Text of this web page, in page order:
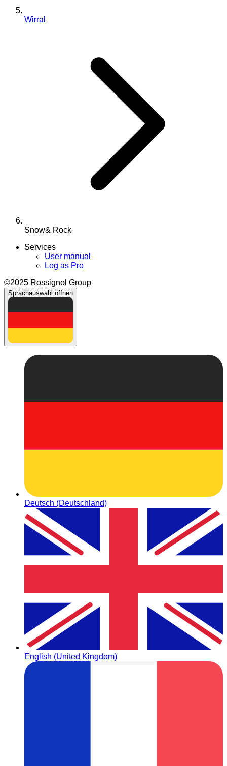
Wirral
Snow& Rock
Services
User manual
Log as Pro
©2025 Rossignol Group
Sprachauswahl öffnen
Deutsch (Deutschland)
English (United Kingdom)